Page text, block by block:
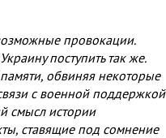
провокации.
поступить так же.
обвиняя некоторые
с военной поддержкой
смысл истории
ставящие под сомнение